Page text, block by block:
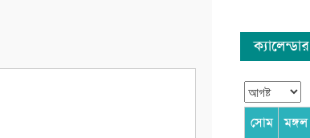
ক্যালেন্ডার
সোম মঙ্গল